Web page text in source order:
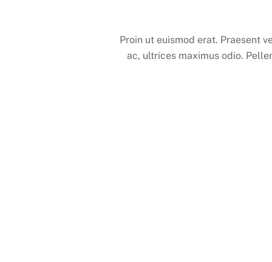
Proin ut euismod erat. Praesent
ac, ultrices maximus odio.